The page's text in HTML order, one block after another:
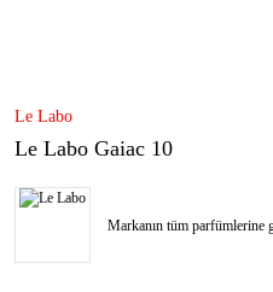
Le Labo
Le Labo Gaiac 10
Markanın tüm parfümlerine